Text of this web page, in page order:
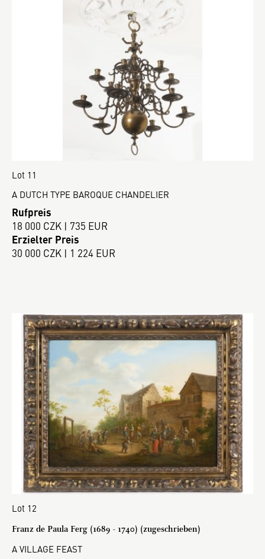
Lot 11
A DUTCH TYPE BAROQUE CHANDELIER
Rufpreis
18 000 CZK | 735 EUR
Erzielter Preis
30 000 CZK | 1 224 EUR
Lot 12
Franz de Paula Ferg (1689 - 1740) (zugeschrieben)
A VILLAGE FEAST